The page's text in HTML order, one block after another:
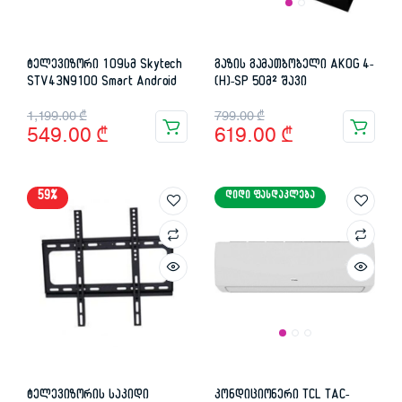
ტელევიზორი 109სმ Skytech
STV43N9100 Smart Android
1,199.00₾
Original
price
1,199.00 ₾.
549.00 ₾
Current
price
549.00 ₾.
გაზის გამათბობელი AKOG 4-
(H)-SP 50მ² შავი
799.00₾
Original
price
799.00 ₾.
619.00 ₾
Current
price
619.00 ₾.
59%
ტელევიზორის საკიდი
ᲓᲘᲓᲘ ᲤᲐᲡᲓᲐᲙᲚᲔᲑᲐ
კონდიციონერი TCL TAC-